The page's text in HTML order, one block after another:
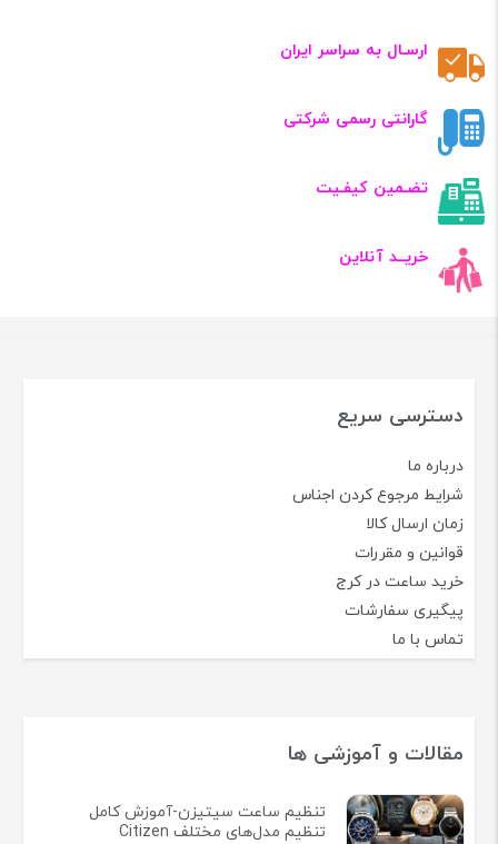
ارسـال به سراسر ایران
گارانتی رسمی شرکتی
تضـمین کیفـیت
خریــد آنلاین
دسترسی سریع
درباره ما
شرایط مرجوع کردن اجناس
زمان ارسال کالا
قوانین و مقررات
خرید ساعت در کرج
پیگیری سفارشات
تماس با ما
مقالات و آموزشی ها
تنظیم ساعت سیتیزن-آموزش کامل
تنظیم مدل‌های مختلف Citizen